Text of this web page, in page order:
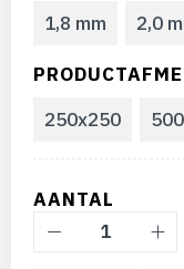
1,8 mm 2,0
250x250
AANTAL